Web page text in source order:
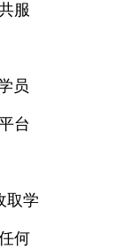
服
员
台
取学
何